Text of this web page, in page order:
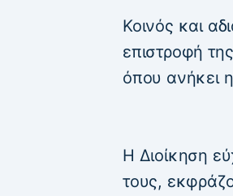
Κοινός και
επιστροφή
όπου ανήκει
Η Διοίκηση
τους,